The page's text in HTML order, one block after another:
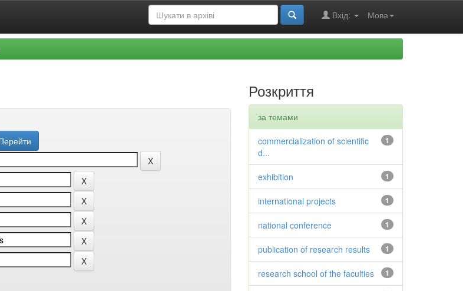
Мова
Вхід:
Розкриття
за темами
1
commercialization of scientific
d...
1
exhibition
1
international projects
1
national conference
1
publication of research results
1
research school of the faculties